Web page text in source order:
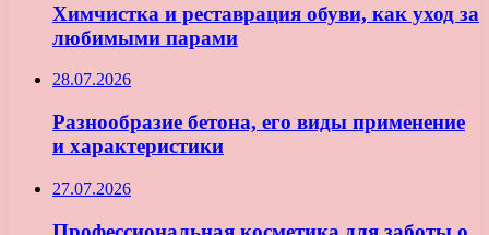
Химчистка и реставрация обуви, как уход за
любимыми парами
28.07.2026
Разнообразие бетона, его виды применение
и характеристики
27.07.2026